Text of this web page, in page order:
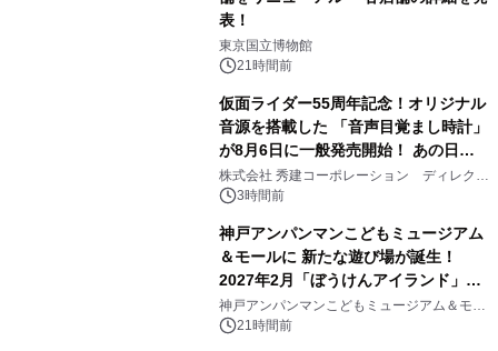
表！
東京国立博物館
21時間前
仮面ライダー55周年記念！オリジナル
音源を搭載した 「音声目覚まし時計」
が8月6日に一般発売開始！ あの日の
大興奮が今甦る
株式会社 秀建コーポレーション ディレクト
アートギャラリー
3時間前
神戸アンパンマンこどもミュージアム
＆モールに 新たな遊び場が誕生！
2027年2月「ぼうけんアイランド」が
オープン
神戸アンパンマンこどもミュージアム＆モー
ル 21時間前